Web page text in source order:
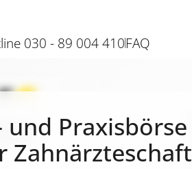
030 - 89 004 410FAQ
und
Zahnärzteschaft